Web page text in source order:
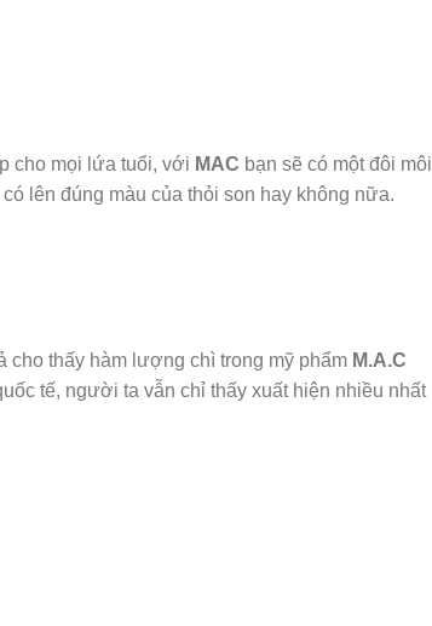
cho mọi lứa tuổi, với MAC bạn sẽ có một đôi môi
lên đúng màu của thỏi son hay không nữa.
cho thấy hàm lượng chì trong mỹ phẩm M.A.C
tế, người ta vẫn chỉ thấy xuất hiện nhiều nhất